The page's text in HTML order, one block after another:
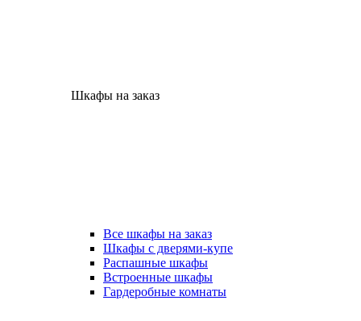
Шкафы на заказ
Все шкафы на заказ
Шкафы с дверями-купе
Распашные шкафы
Встроенные шкафы
Гардеробные комнаты